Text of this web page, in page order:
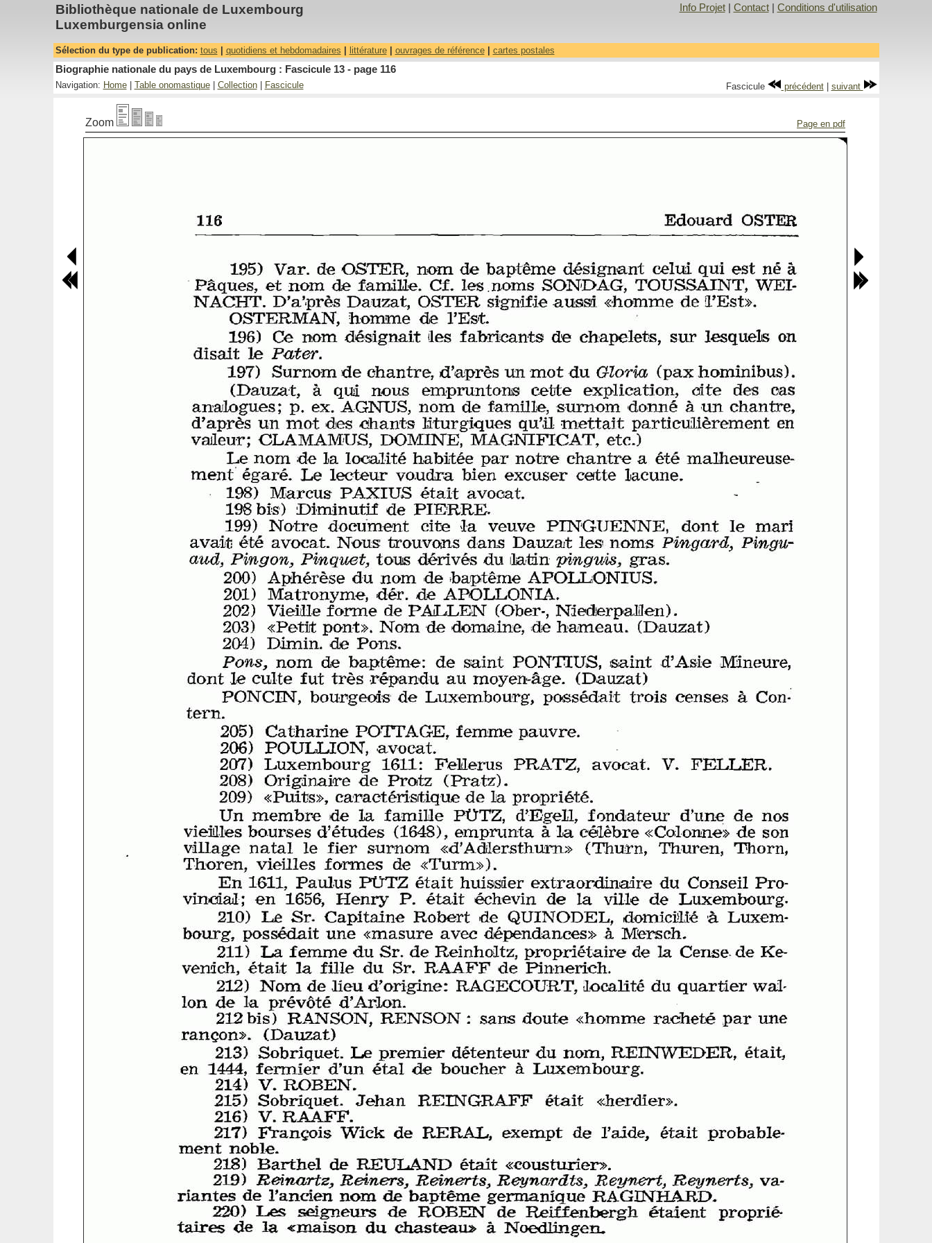
Bibliothèque nationale de Luxembourg
Luxemburgensia online
Info Projet| Contact| Conditions d'utilisation
Sélection du type de publication: tous quotidiens et hebdomadaires littérature| ouvrages de référence| cartes postales
Biographie nationale du pays de Luxembourg : Fascicule 13 - page 116
Navigation: Home| Table onomastique| Collection| Fascicule Fascicule précédent| suivant
Zoom Page en pdf